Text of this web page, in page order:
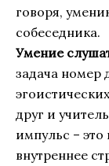
говоря,
собеседника.
Умение
задача номер
друг и
импульс – это
внутреннее